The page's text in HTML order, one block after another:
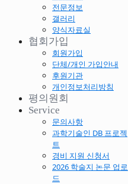
전문정보
갤러리
양식자료실
협회가입
회원가입
단체/개인 가입안내
후원기관
개인정보처리방침
평의원회
Service
문의사항
과학기술인 DB 프로젝
트
경비 지원 신청서
2026 학술지 논문 업로
드